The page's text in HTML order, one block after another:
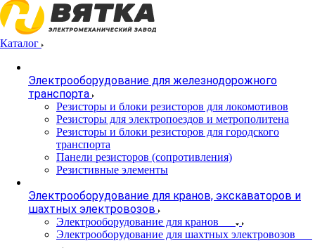
Каталог
Электрооборудование для железнодорожного
транспорта
Резисторы и блоки резисторов для локомотивов
Резисторы для электропоездов и метрополитена
Резисторы и блоки резисторов для городского
транспорта
Панели резисторов (сопротивления)
Резистивные элементы
Электрооборудование для кранов, экскаваторов и
шахтных электровозов
Электрооборудование для кранов
Электрооборудование для шахтных электровозов